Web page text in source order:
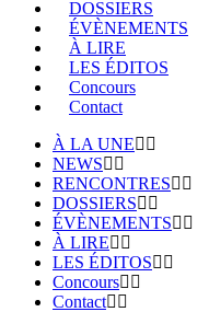
DOSSIERS
ÉVÈNEMENTS
À LIRE
LES ÉDITOS
Concours
Contact
À LA UNE
NEWS
RENCONTRES
DOSSIERS
ÉVÈNEMENTS
À LIRE
LES ÉDITOS
Concours
Contact